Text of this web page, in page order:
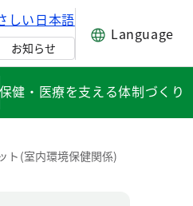
しい日本語
お知らせ
Language
保健・医療を支える体制づくり
ト(室内環境保健関係)